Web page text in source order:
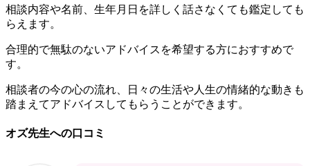
相談内容や名前、生年月日を詳しく話さなくても鑑定しても
らえます。
合理的で無駄のないアドバイスを希望する方におすすめで
す。
相談者の今の心の流れ、日々の生活や人生の情緒的な動きも
踏まえてアドバイスしてもらうことができます。
オズ先生への口コミ